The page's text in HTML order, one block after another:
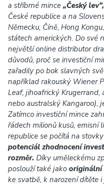
a stříbrné mince „Český lev“,
České republice a na
Německu, Číně, Hong
státech amerických. Do své
největší online distributor
důvodů, proč se investiční
zařadily po bok slavných
například rakouský Wiener
Leaf, jihoafrický Krugerrand,
nebo australský Kangaroo),
Zatímco investiční mince
řádech milionů kusů, emisní
republice se počítá na
potenciál zhodnocení
rozměr. Díky uměleckému
poslouží také jako originální
ke svatbě, k narození dítěte